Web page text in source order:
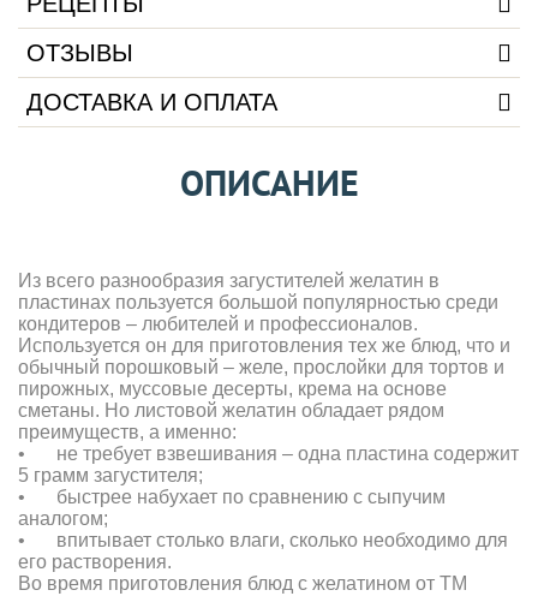
ОТЗЫВЫ
ДОСТАВКА И ОПЛАТА
ОПИСАНИЕ
Из всего разнообразия загустителей желатин в
пластинах пользуется большой популярностью среди
кондитеров – любителей и профессионалов.
Используется он для приготовления тех же блюд, что и
обычный порошковый – желе, прослойки для тортов и
пирожных, муссовые десерты, крема на основе
сметаны. Но листовой желатин обладает рядом
преимуществ, а именно:
•
не требует взвешивания – одна пластина содержит
5 грамм загустителя;
•
быстрее набухает по сравнению с сыпучим
аналогом;
•
впитывает столько влаги, сколько необходимо для
его растворения.
Во время приготовления блюд с желатином от ТМ